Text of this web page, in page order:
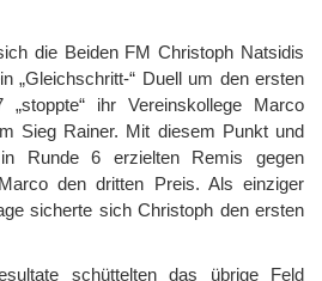
die Beiden FM Christoph Natsidis
„Gleichschritt-“ Duell um den ersten
ihr Vereinskollege Marco
Sieg Rainer. Mit diesem Punkt und
Runde 6 erzielten Remis gegen
den dritten Preis. Als einziger
sicherte sich Christoph den ersten
schüttelten das übrige Feld